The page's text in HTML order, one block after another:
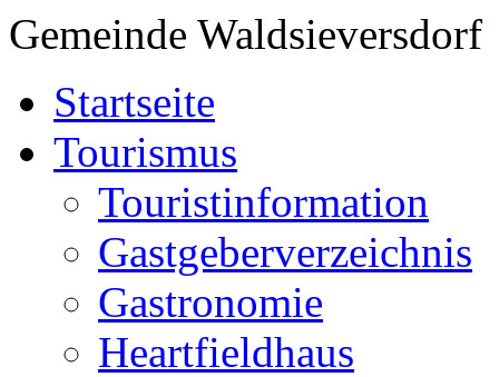
Gemeinde Waldsieversdorf
Startseite
Tourismus
Touristinformation
Gastgeberverzeichnis
Gastronomie
Heartfieldhaus